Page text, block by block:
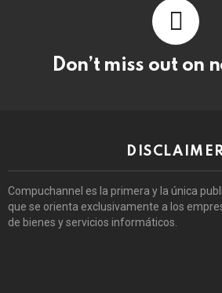
Don’t miss out on
Compuchannel es la primera y la única
que se orienta exclusivamente a los
de bienes y servicios informáticos.